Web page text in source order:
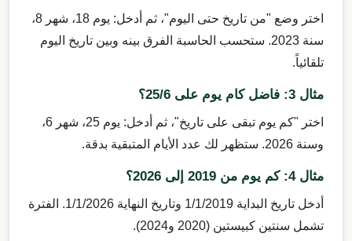
اختر وضع "من تاريخ حتى اليوم"، ثم أدخل: يوم 18، شهر 8،
سنة 2023. ستحسب الحاسبة الفرق بينه وبين تاريخ اليوم
تلقائياً.
مثال 3: فاضل كام يوم على 25/6؟
اختر "كم يوم تبقى على تاريخ"، ثم أدخل: يوم 25، شهر 6،
وسنة 2026. ستظهر لك عدد الأيام المتبقية بدقة.
مثال 4: كم يوم من 2019 إلى 2026؟
أدخل تاريخ البداية 1/1/2019 وتاريخ النهاية 1/1/2026. الفترة
تشمل سنتين كبيستين (2020 و2024).